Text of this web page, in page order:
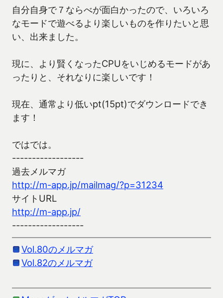
自分自身で７ならべが面白かったので、いろいろ
なモードで遊べるより楽しいものを作りたいと思
い、出来ました。
現に、より賢くなったCPUをいじめるモードがあ
ったりと、それなりに楽しいです！
現在、通常より低いpt(15pt)でダウンロードでき
ます！
ではでは。
------------------
過去メルマガ
http://m-app.jp/mailmag/?p=31234
サイトURL
http://m-app.jp/
------------------
Vol.80のメルマガ
Vol.82のメルマガ